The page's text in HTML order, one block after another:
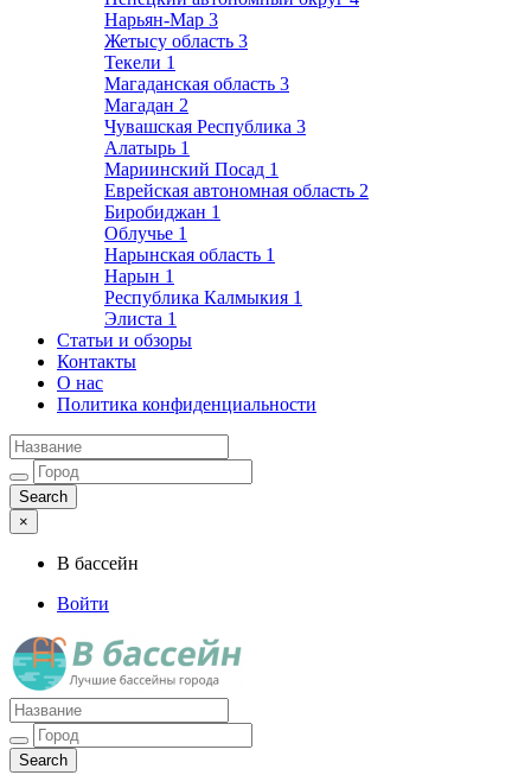
Нарьян-Мар 3
Жетысу область 3
Текели 1
Магаданская область 3
Магадан 2
Чувашская Республика 3
Алатырь 1
Мариинский Посад 1
Еврейская автономная область 2
Биробиджан 1
Облучье 1
Нарынская область 1
Нарын 1
Республика Калмыкия 1
Элиста 1
Статьи и обзоры
Контакты
О нас
Политика конфиденциальности
×
В бассейн
Войти
Лучшие бассейны города